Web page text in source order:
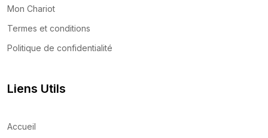
Mon Chariot
Termes et conditions
Politique de confidentialité
Liens Utils
Accueil